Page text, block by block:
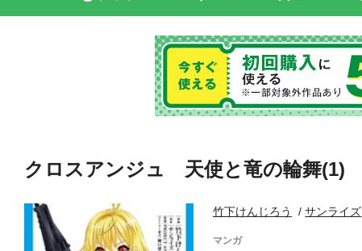
クロスアンジュ 天使と竜の輪舞(1)
竹下けんじろう サンライズ
マンガ